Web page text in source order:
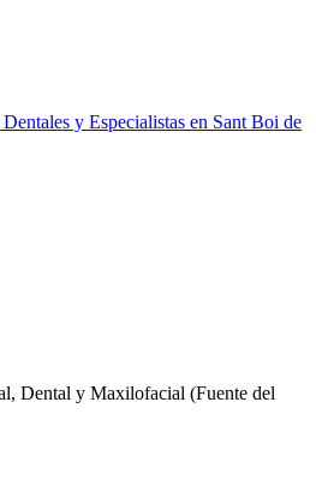
y Especialistas en Sant Boi de
Dental y Maxilofacial (Fuente del